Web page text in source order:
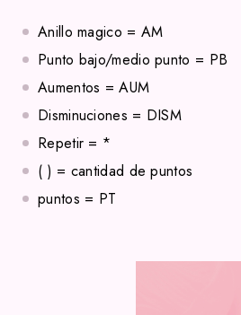
Anillo magico = AM
Punto bajo/medio punto = PB
Aumentos = AUM
Disminuciones = DISM
Repetir = *
( ) = cantidad de puntos
puntos = PT